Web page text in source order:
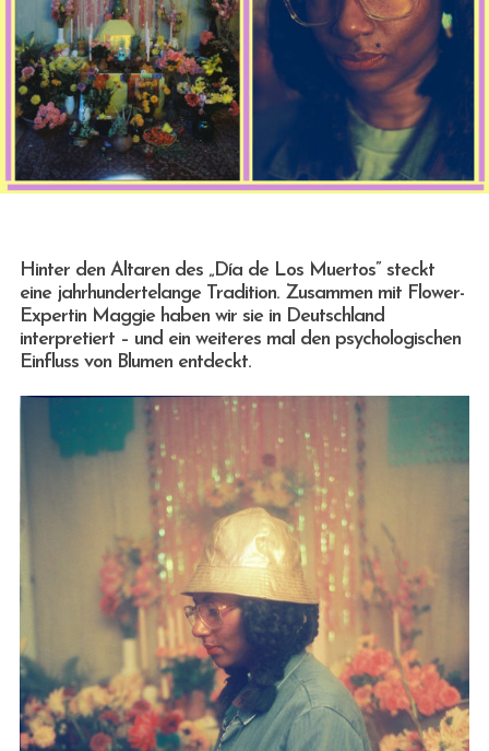
Hinter den Altaren des „Día de Los Muertos” steckt
eine jahrhundertelange Tradition. Zusammen mit Flower-
Expertin Maggie haben wir sie in Deutschland
interpretiert – und ein weiteres mal den psychologischen
Einfluss von Blumen entdeckt.